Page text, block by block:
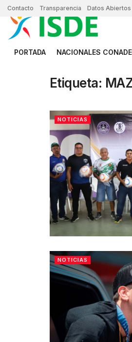
Contacto Transparencia Datos Abiertos
PORTADA NACIONALES CONADE
Etiqueta:
NOTICIAS
NOTICIAS